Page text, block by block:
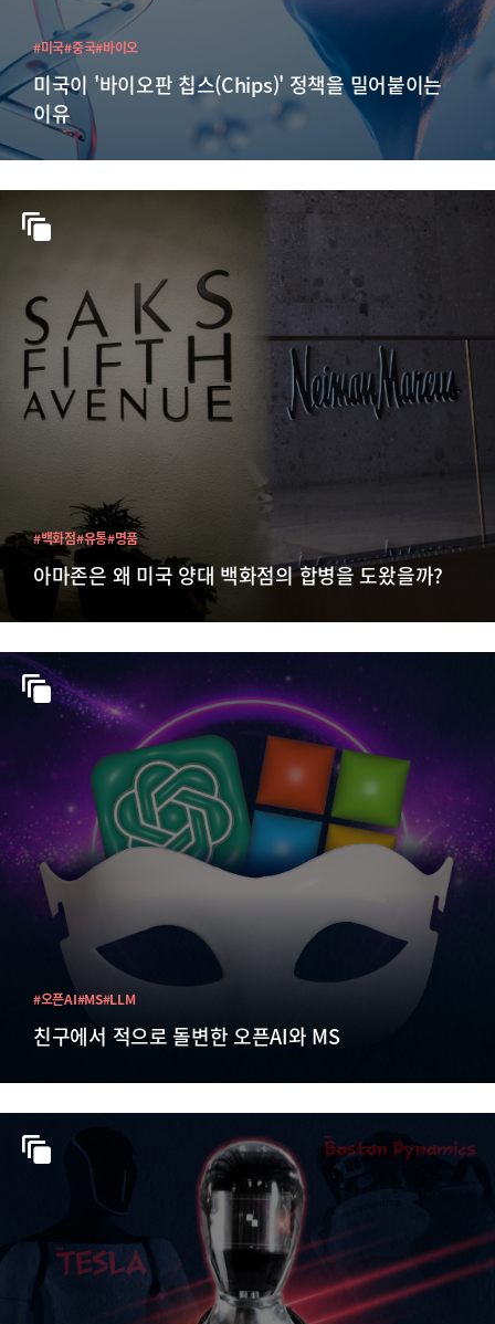
미국이 '바이오판 칩스(Chips)' 정책을 밀어붙이는
이유
#미국#중국#바이오
아마존은 왜 미국 양대 백화점의 합병을 도왔을까?
#백화점#유통#명품
친구에서 적으로 돌변한 오픈AI와 MS
#오픈AI#MS#LLM